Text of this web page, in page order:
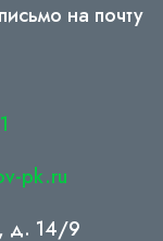
на почту
pk.ru
д. 14/9